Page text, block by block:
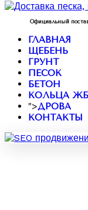
Официальный
ГЛАВНАЯ
ЩЕБЕНЬ
ГРУНТ
ПЕСОК
БЕТОН
КОЛЬЦА
">ДРОВА
КОНТАКТЫ